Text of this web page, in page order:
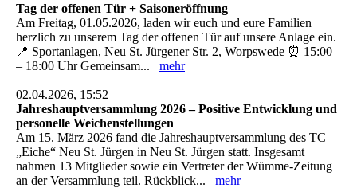
Tag der offenen Tür + Saisoneröffnung
Am Freitag, 01.05.2026, laden wir euch und eure Familien
herzlich zu unserem Tag der offenen Tür auf unsere Anlage ein.
📍 Sportanlagen, Neu St. Jürgener Str. 2, Worpswede ⏰ 15:00
– 18:00 Uhr Gemeinsam... mehr
02.04.2026, 15:52
Jahreshauptversammlung 2026 – Positive Entwicklung und
personelle Weichenstellungen
Am 15. März 2026 fand die Jahreshauptversammlung des TC
„Eiche“ Neu St. Jürgen in Neu St. Jürgen statt. Insgesamt
nahmen 13 Mitglieder sowie ein Vertreter der Wümme-Zeitung
an der Versammlung teil. Rückblick... mehr